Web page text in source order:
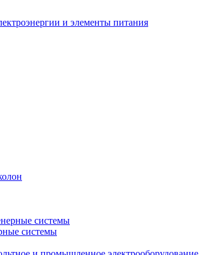
и элементы питания
системы
системы